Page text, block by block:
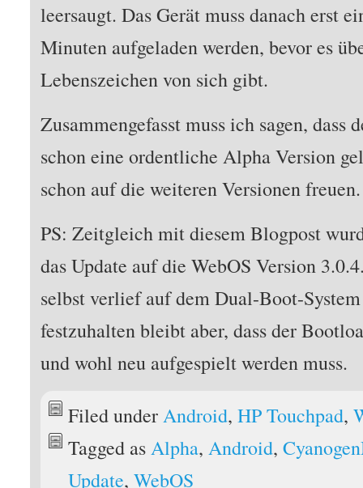
leersaugt. Das Gerät muss danach erst
Minuten aufgeladen werden, bevor es
Lebenszeichen von sich gibt.
Zusammengefasst muss ich sagen, dass
schon eine ordentliche Alpha Version
schon auf die weiteren Versionen freuen.
PS: Zeitgleich mit diesem Blogpost
das Update auf die WebOS Version
selbst verlief auf dem Dual-Boot-
festzuhalten bleibt aber, dass der
und wohl neu aufgespielt werden muss.
Filed underAndroid,HP Touchpad,
Tagged asAlpha,Android,
Update,WebOS